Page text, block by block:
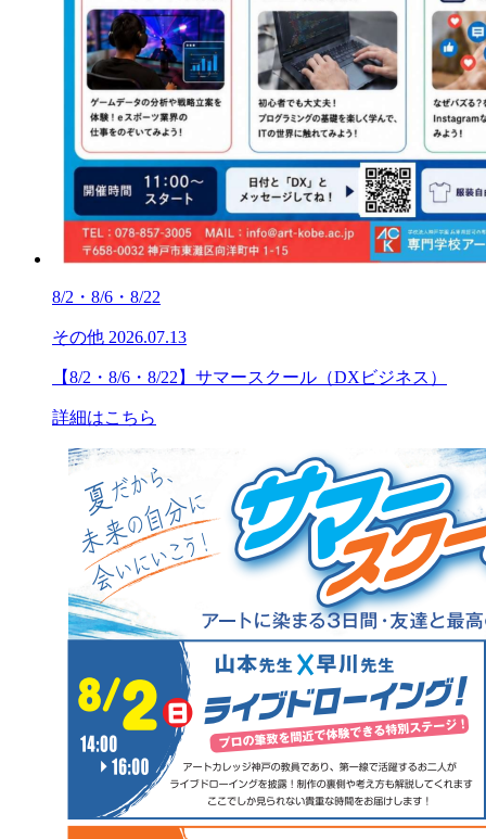
8/2・8/6・8/22
その他 2026.07.13
【8/2・8/6・8/22】サマースクール（DXビジネス）
詳細はこちら